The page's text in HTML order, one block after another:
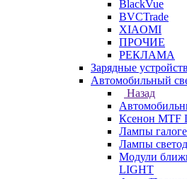
BlackVue
BVCTrade
XIAOMI
ПРОЧИЕ
РЕКЛАМА
Зарядные
Автомобильный
Назад
Ксенон MTF
Лампы
Лампы
Модули
LIGHT